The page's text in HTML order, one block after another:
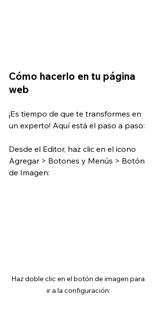
Cómo hacerlo en tu página
web
¡Es tiempo de que te transformes en
un experto! Aquí está el paso a paso:
Desde el Editor, haz clic en el icono
Agregar > Botones y Menús > Botón
de Imagen:
Haz doble clic en el botón de imagen para
ir a la configuración: